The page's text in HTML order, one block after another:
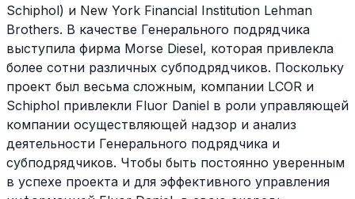
Schiphol) и New York Financial Institution Lehman
Brothers. В качестве Генерального подрядчика
выступила фирма Morse Diesel, которая привлекла
более сотни различных субподрядчиков. Поскольку
проект был весьма сложным, компании LCOR и
Schiphol привлекли Fluor Daniel в роли управляющей
компании осуществляющей надзор и анализ
деятельности Генерального подрядчика и
субподрядчиков. Чтобы быть постоянно уверенным
в успехе проекта и для эффективного управления